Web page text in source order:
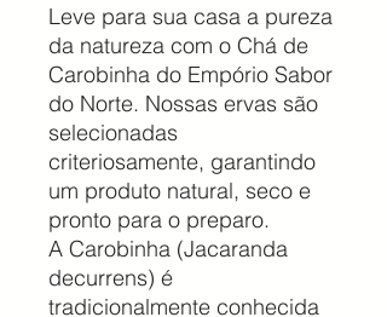
Leve para sua casa a pureza
da natureza com o Chá de
Carobinha do Empório Sabor
do Norte. Nossas ervas são
selecionadas
criteriosamente, garantindo
um produto natural, seco e
pronto para o preparo.
​A Carobinha (Jacaranda
decurrens) é
tradicionalmente conhecida